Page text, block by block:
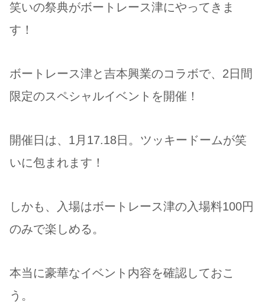
笑いの祭典がボートレース津にやってきま
す！
ボートレース津と吉本興業のコラボで、2日間
限定のスペシャルイベントを開催！
開催日は、1月17.18日。ツッキードームが笑
いに包まれます！
しかも、入場はボートレース津の入場料100円
のみで楽しめる。
本当に豪華なイベント内容を確認しておこ
う。